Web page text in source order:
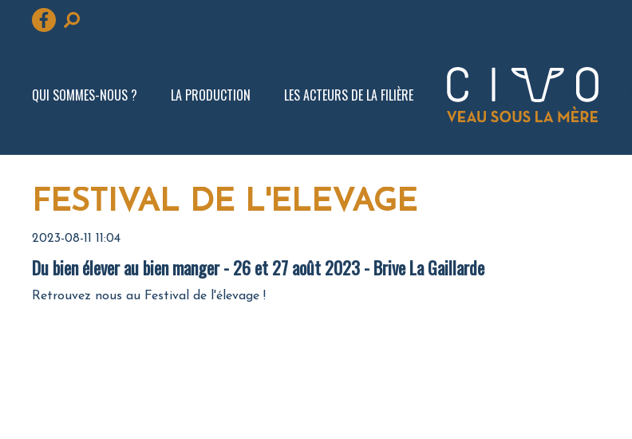
contenu
QUI SOMMES-NOUS ? LA PRODUCTION LES ACTEURS DE LA FILIÈRE
FESTIVAL DE L'ÉLEVAGE
2023-08-11 11:04
Du bien élever au bien manger - 26 et 27 août 2023 - Brive La Gaillarde
Retrouvez nous au Festival de l'élevage !